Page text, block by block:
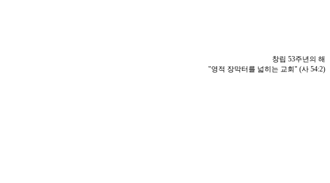
창립 53주년의 해
"영적 장막터를 넓히는 교회" (사 54:2)